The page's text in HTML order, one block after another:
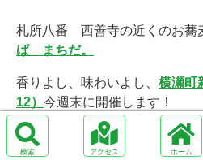
札所八番 西善寺の近くのお蕎
ば まちだ。
香りよし、味わいよし、 横瀬町
12） 今週末に開催します！
検 ア ホ